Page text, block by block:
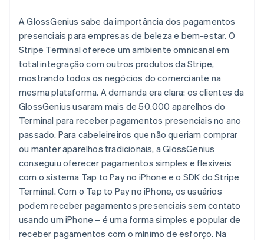
A GlossGenius sabe da importância dos pagamentos
presenciais para empresas de beleza e bem-estar. O
Stripe Terminal oferece um ambiente omnicanal em
total integração com outros produtos da Stripe,
mostrando todos os negócios do comerciante na
mesma plataforma. A demanda era clara: os clientes da
GlossGenius usaram mais de 50.000 aparelhos do
Terminal para receber pagamentos presenciais no ano
passado. Para cabeleireiros que não queriam comprar
ou manter aparelhos tradicionais, a GlossGenius
conseguiu oferecer pagamentos simples e flexíveis
com o sistema Tap to Pay no iPhone e o SDK do Stripe
Terminal. Com o Tap to Pay no iPhone, os usuários
podem receber pagamentos presenciais sem contato
usando um iPhone – é uma forma simples e popular de
receber pagamentos com o mínimo de esforço. Na